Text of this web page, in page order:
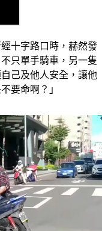
只單手騎車，另一隻
己及他人安全，讓他
要命啊？」